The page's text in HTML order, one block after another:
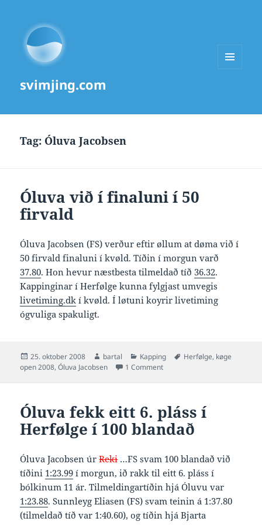
svimjing.com
Tag: Óluva Jacobsen
Óluva við í finaluni í 50
firvald
Óluva Jacobsen (FS) verður eftir øllum at døma við í
50 firvald finaluni í kvøld. Tíðin í morgun varð
37.80. Hon hevur næstbesta tilmeldað tíð 36.32.
Kappinginar í Herfølge kunna fylgjast umvegis
livetiming.dk í kvøld. Í løtuni koyrir livetiming
ógvuliga spakuligt.
Posted
on
25. oktober 2008 Author
bartal Categories
Kapping Tags
Herfølge, køge
open 2008,Óluva Jacobsen 1 Commenton Óluva við í finaluni í 50
Óluva fekk eitt 6. pláss í
Herfølge í 100 blandað
Óluva Jacobsen úrReki…FS svam 100 blandað við
tíðini 1:23.99 í morgun, ið rakk til eitt 6. pláss í
bólkinum 11 ár. Tilmeldingartíðin hjá Óluvu var
1:23.88. Sunnleyg Eliasen (FS) svam teinin á 1:37.80
(tilmeldað tíð var 1:40.60), og tíðin hjá Bjarta